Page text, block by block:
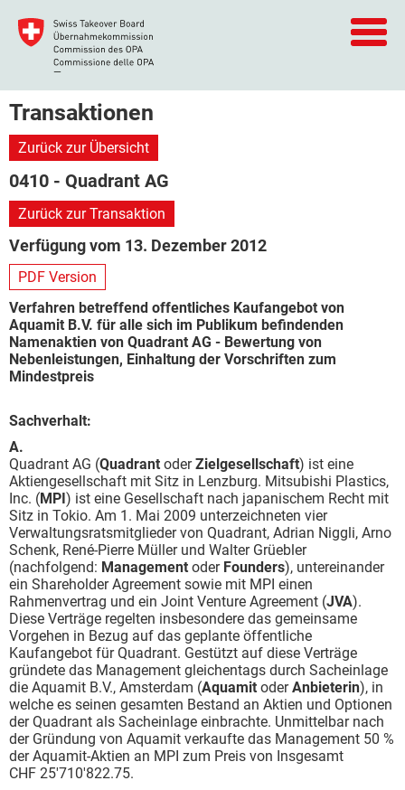
Transaktionen
Zurück zur Übersicht
0410 - Quadrant AG
Zurück zur Transaktion
Verfügung vom 13. Dezember 2012
PDF Version
Verfahren betreffend offentliches Kaufangebot von
Aquamit B.V. für alle sich im Publikum befindenden
Namenaktien von Quadrant AG - Bewertung von
Nebenleistungen, Einhaltung der Vorschriften zum
Mindestpreis
Sachverhalt:
A.
Quadrant AG (Quadrant oderZielgesellschaft) ist eine
Aktiengesellschaft mit Sitz in Lenzburg. Mitsubishi Plastics,
Inc. (MPI) ist eine Gesellschaft nach japanischem Recht mit
Sitz in Tokio. Am 1. Mai 2009 unterzeichneten vier
Verwaltungsratsmitglieder von Quadrant, Adrian Niggli, Arno
Schenk, René-Pierre Müller und Walter Grüebler
(nachfolgend: Management oder Founders), untereinander
ein Shareholder Agreement sowie mit MPI einen
Rahmenvertrag und ein Joint Venture Agreement (JVA).
Diese Verträge regelten insbesondere das gemeinsame
Vorgehen in Bezug auf das geplante öffentliche
Kaufangebot für Quadrant. Gestützt auf diese Verträge
gründete das Management gleichentags durch Sacheinlage
die Aquamit B.V., Amsterdam (Aquamit oderAnbieterin), in
welche es seinen gesamten Bestand an Aktien und Optionen
der Quadrant als Sacheinlage einbrachte. Unmittelbar nach
der Gründung von Aquamit verkaufte das Management 50 %
der Aquamit-Aktien an MPI zum Preis von Insgesamt
CHF 25'710'822.75.